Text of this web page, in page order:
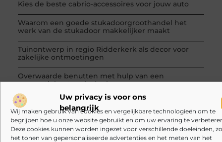
Uw privacy is voor ons
belangrijk
Wij maken gebruik van cookies en vergelijkbare technologieën om te
begrijpen hoe u onze website gebruikt en om uw ervaring te
Deze cookies kunnen worden ingezet voor verschillende doeleinden,
het tonen van gepersonaliseerde advertenties en het meten van het
Kies de beste cabrio-accessoires voor jouw auto
Waarom een goede stukadoorgroothandel het
werk van de stukadoor makkelijker maakt
Tuinontwerp in regio Ridderkerk als decor voor
zakelijke ontmoetingen
Overwaarde benutten met hulp van een
assurantiekantoor in Arnhem
Een slotenmaker in Rosmalen voor uw Airbnb-
verhuur